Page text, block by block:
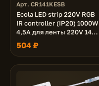
Арт. CR141KESB
Ecola LED strip 220V RGB
IR controller (IP20) 1000W
4,5A для ленты 220V 14x7
IP68 с инфракрасным
пультом
504 ₽